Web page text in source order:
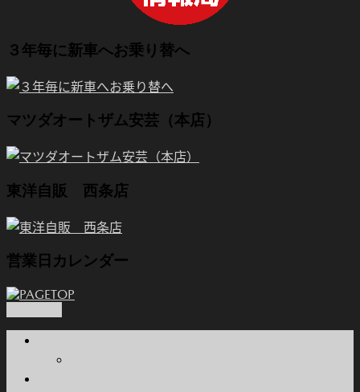
３年毎に新車へお乗り替へ
マツダオートザム安芸（本店）
東洋自販 西条店
営業日カレンダー